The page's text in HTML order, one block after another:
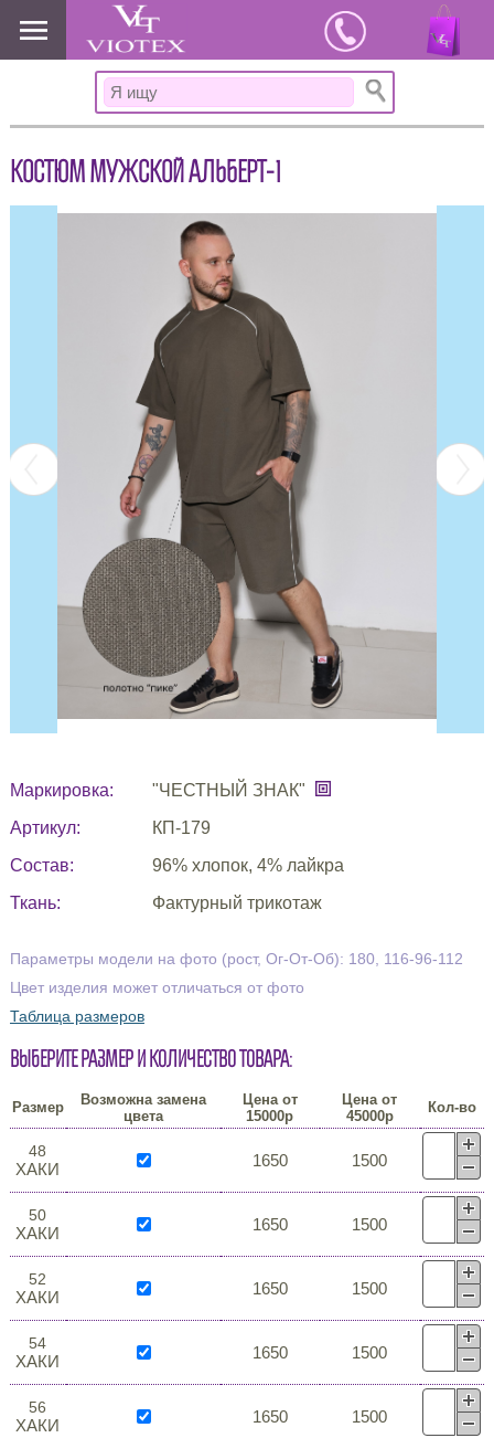
www.viotex37.ru
КОСТЮМ МУЖСКОЙ АЛЬБЕРТ-1
Маркировка:
"ЧЕСТНЫЙ ЗНАК"
Артикул:
КП-179
Состав:
96% хлопок, 4% лайкра
Ткань:
Фактурный трикотаж
Параметры модели на фото (рост, Ог-От-Об): 180, 116-96-112
Цвет изделия может отличаться от фото
Таблица размеров
Выберите размер и количество товара:
Размер
Возможна замена
цвета
Цена от
15000р
Цена от
45000р
Кол-во
48
ХАКИ 1650 1500
50
ХАКИ 1650 1500
52
ХАКИ 1650 1500
54
ХАКИ 1650 1500
56
ХАКИ 1650 1500